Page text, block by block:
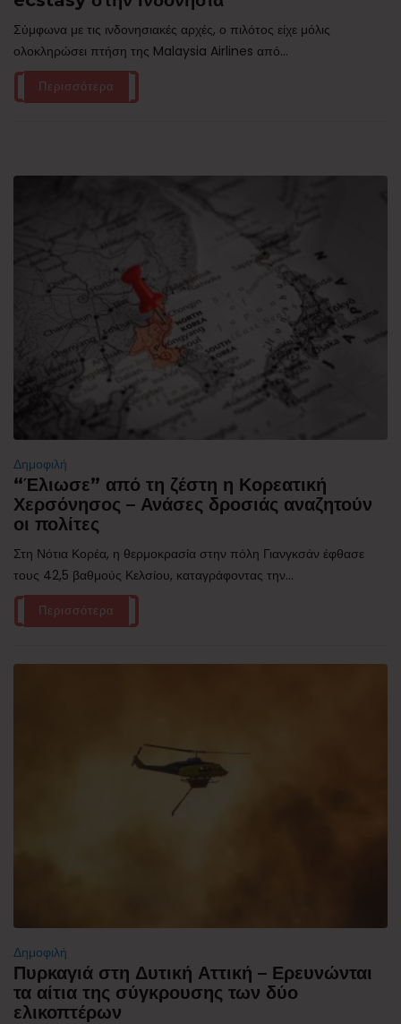
Σύμφωνα με τις ινδονησιακές αρχές, ο πιλότος είχε μόλις
ολοκληρώσει πτήση της Malaysia Airlines από...
Περισσότερα
Δημοφιλή
“Έλιωσε” από τη ζέστη η Κορεατική
Χερσόνησος – Ανάσες δροσιάς αναζητούν
οι πολίτες
Στη Νότια Κορέα, η θερμοκρασία στην πόλη Γιανγκσάν έφθασε
τους 42,5 βαθμούς Κελσίου, καταγράφοντας την...
Περισσότερα
Δημοφιλή
Πυρκαγιά στη Δυτική Αττική – Ερευνώνται
τα αίτια της σύγκρουσης των δύο
ελικοπτέρων